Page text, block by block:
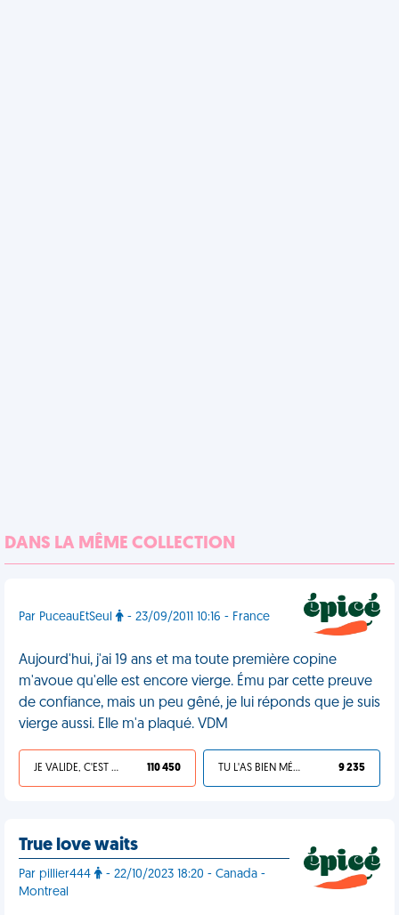
DANS LA MÊME COLLECTION
Par PuceauEtSeul - 23/09/2011 10:16 - France
Aujourd'hui, j'ai 19 ans et ma toute première copine
m'avoue qu'elle est encore vierge. Ému par cette preuve
de confiance, mais un peu gêné, je lui réponds que je suis
vierge aussi. Elle m'a plaqué. VDM
JE VALIDE, C'EST UNE VDM 110 450 TU L'AS BIEN MÉRITÉ 9 235
True love waits
Par pillier444
- 22/10/2023 18:20 - Canada -
Montreal